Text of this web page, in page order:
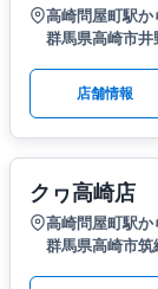
高崎問屋町駅
群馬県高崎市
店舗情報
クヮ高崎店
高崎問屋町駅
群馬県高崎市